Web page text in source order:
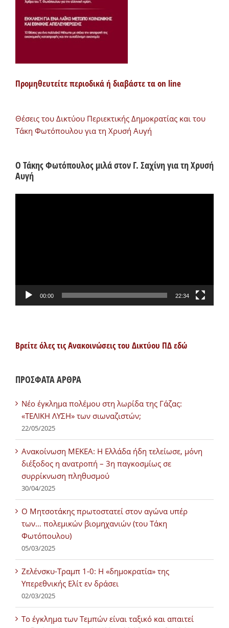
Προμηθευτείτε περιοδικά ή διαβάστε τα on line
Θέσεις του Δικτύου Περιεκτικής Δημοκρατίας και του
Τάκη Φωτόπουλου για τη Χρυσή Αυγή
Ο Τάκης Φωτόπουλος μιλά στον Γ. Σαχίνη για τη Χρυσή
Αυγή
00:00 22:34
Βρείτε όλες τις Ανακοινώσεις του Δικτύου ΠΔ εδώ
ΠΡΟΣΦΑΤΑ ΑΡΘΡΑ
Νέο έγκλημα πολέμου στη λωρίδα της Γάζας:
«ΤΕΛΙΚΗ ΛΥΣΗ» των σιωναζιστών;
22/05/2025
Ανακοίνωση ΜΕΚΕΑ: Η Ελλάδα ήδη τελείωσε, μόνη
διέξοδος η ανατροπή – 3η παγκοσμίως σε
συρρίκνωση πληθυσμού
30/04/2025
Ο Μητσοτάκης πρωτοστατεί στον αγώνα υπέρ
των… πολεμικών βιομηχανιών (του Τάκη
Φωτόπουλου)
05/03/2025
Ζελένσκυ-Τραμπ 1-0: Η «δημοκρατία» της
Υπερεθνικής Ελίτ εν δράσει
02/03/2025
Tο έγκλημα των Τεμπών είναι ταξικό και απαιτεί